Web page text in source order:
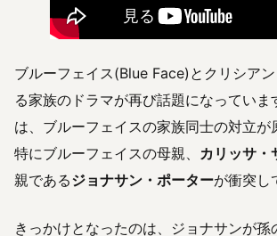
ブルーフェイス(Blue Face)とクリシア
る家族のドラマが再び話題になっていま
は、ブルーフェイスの家族同士の対立が
特にブルーフェイスの母親、 カリッサ・
親であるジョナサン・ポーターが衝突し
きっかけとなったのは、ジョナサンが孫